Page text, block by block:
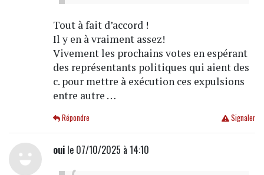
Tout à fait d’accord !
Il y en à vraiment assez!
Vivement les prochains votes en espérant
des représentants politiques qui aient des
c. pour mettre à exécution ces expulsions
entre autre …
Signaler
Répondre
ouile 07/10/2025 à 14:10